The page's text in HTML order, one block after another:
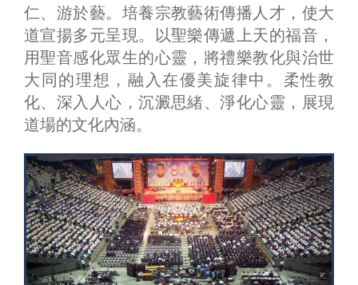
仁、游於藝。培養宗教藝術傳播人才，使大
道宣揚多元呈現。以聖樂傳遞上天的福音，
用聖音感化眾生的心靈，將禮樂教化與治世
大同的理想，融入在優美旋律中。柔性教
化、深入人心，沉澱思緒、淨化心靈，展現
道場的文化內涵。